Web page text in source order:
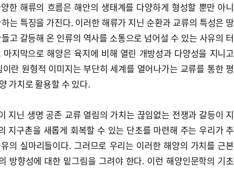
한 해류의 흐름은 해안의 생태계를 다양하게 형성할 뿐만 아니
는 특징을 가진다. 이러한 해류가 지닌 순환과 교류의 특성은 땅
고 갈등해 온 인류의 역사를 소통으로 넘어설 수 있는 사유의 터
지막으로 해양은 육지에 비해 열린 개방성과 다양성을 지니고
란 원형적 이미지는 부단히 세계를 열어나가는 교류를 통한 평
가치로 활용할 수 있다.
지닌 생명 공존 교류 열림의 가치는 끊임없는 전쟁과 갈등이 지
지구촌을 새롭게 회복할 수 있는 단초를 마련해 주는 우리가 추
의 실마리들이다. 그러므로 우리는 이러한 해양의 가치를 근본
방향성에 대한 밑그림을 그려야 한다. 이런 해양인문학의 기초